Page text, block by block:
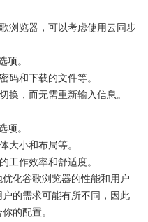
浏览器，可以考虑使用云同步
项。
码和下载的文件等。
换，而无需重新输入信息。
项。
大小和布局等。
工作效率和舒适度。
化谷歌浏览器的性能和用户
的需求可能有所不同，因此
的配置。